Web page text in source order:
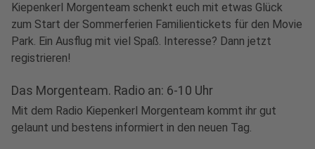
Kiepenkerl Morgenteam schenkt euch mit etwas Glück
zum Start der Sommerferien Familientickets für den Movie
Park. Ein Ausflug mit viel Spaß. Interesse? Dann jetzt
registrieren!
Das Morgenteam. Radio an: 6-10 Uhr
Mit dem Radio Kiepenkerl Morgenteam kommt ihr gut
gelaunt und bestens informiert in den neuen Tag.